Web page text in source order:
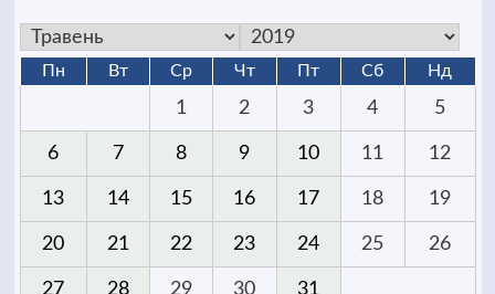
Пн Вт Ср Чт Пт Сб Нд
1 2 3 4 5
6 7 8 9 10 11 12
13 14 15 16 17 18 19
20 21 22 23 24 25 26